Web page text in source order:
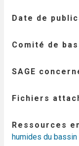
Date de
Comité de
SAGE
Fichiers
Ressources
humides du